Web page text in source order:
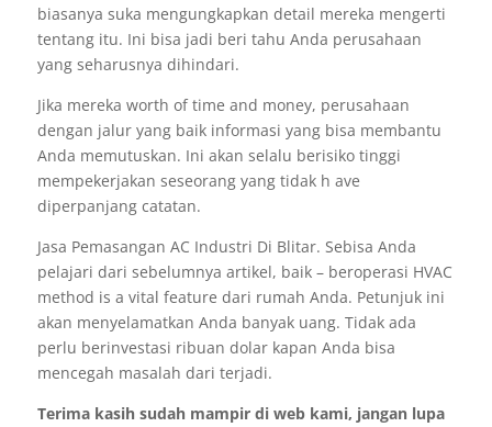
biasanya suka mengungkapkan detail mereka mengerti
tentang itu. Ini bisa jadi beri tahu Anda perusahaan
yang seharusnya dihindari.
Jika mereka worth of time and money, perusahaan
dengan jalur yang baik informasi yang bisa membantu
Anda memutuskan. Ini akan selalu berisiko tinggi
mempekerjakan seseorang yang tidak h ave
diperpanjang catatan.
Jasa Pemasangan AC Industri Di Blitar. Sebisa Anda
pelajari dari sebelumnya artikel, baik – beroperasi HVAC
method is a vital feature dari rumah Anda. Petunjuk ini
akan menyelamatkan Anda banyak uang. Tidak ada
perlu berinvestasi ribuan dolar kapan Anda bisa
mencegah masalah dari terjadi.
Terima kasih sudah mampir di web kami, jangan lupa